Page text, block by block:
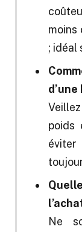
moins
; idéal
poids
Ne